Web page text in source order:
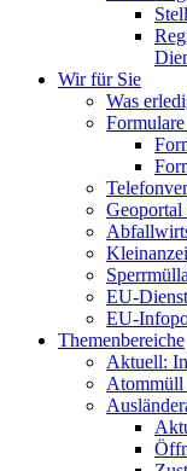
Wir für Sie
Was
EU-
EU-
Themenbereiche
Aktuell:
Atommüll